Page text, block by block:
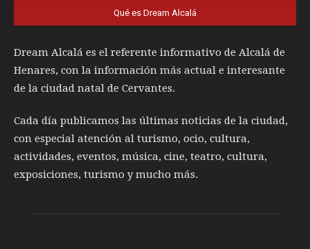
Qué es Dream Alcalá
Dream Alcalá es el referente informativo de Alcalá de
Henares, con la información más actual e interesante
de la ciudad natal de Cervantes.
Cada día publicamos las últimas noticias de la ciudad,
con especial atención al turismo, ocio, cultura,
actividades, eventos, música, cine, teatro, cultura,
exposiciones, turismo y mucho más.